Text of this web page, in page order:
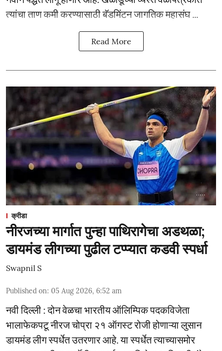
त्यांचा ताण कमी करण्यासाठी बॅडमिंटन जागतिक महासंघ ...
Read More
क्रीडा
नीरजच्या मार्गात पुन्हा पाथिरागेचा अडथळा;
डायमंड लीगच्या पुढील टप्प्यात कडवी स्पर्धा
Swapnil S
Published on: 05 Aug 2026, 6:52 am
नवी दिल्ली : दोन वेळचा भारतीय ऑलिम्पिक पदकविजेता
भालाफेकपटू नीरज चोप्रा २१ ऑगस्ट रोजी होणाऱ्या लुसान
डायमंड लीग स्पर्धेत उतरणार आहे. या स्पर्धेत त्याच्यासमोर